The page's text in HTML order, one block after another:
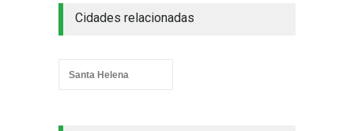
Cidades relacionadas
Santa Helena